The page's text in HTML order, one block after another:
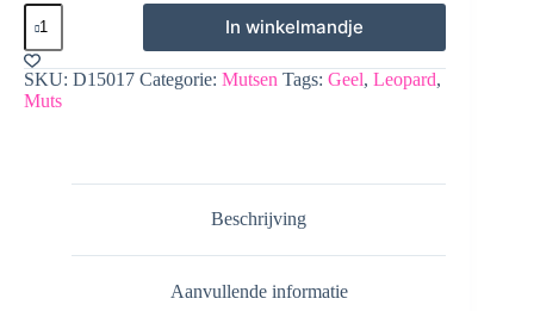
Muts
met
leopard
print
-
geel
In winkelmandje
SKU: D15017 Categorie: Mutsen Tags: Geel, Leopard,
Muts
Beschrijving
Aanvullende informatie